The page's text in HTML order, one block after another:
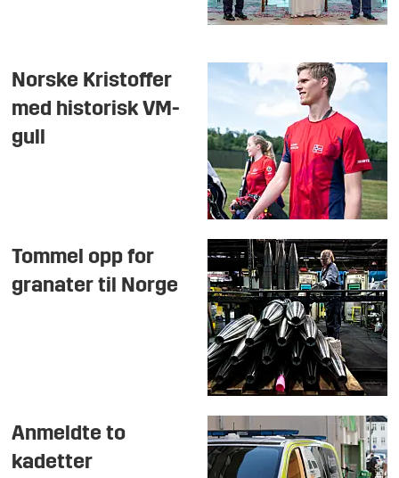
Norske Kristoffer
med historisk VM-
gull
Tommel opp for
granater til Norge
Anmeldte to
kadetter